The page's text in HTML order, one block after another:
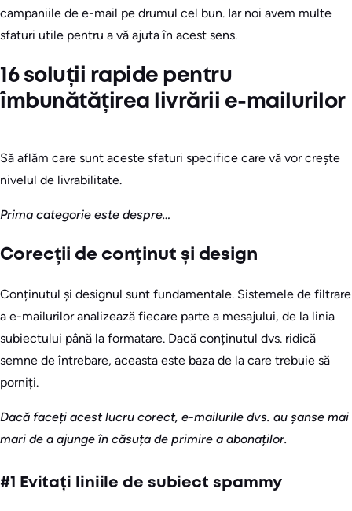
campaniile de e-mail pe drumul cel bun. Iar noi avem multe
sfaturi utile pentru a vă ajuta în acest sens.
16 soluții rapide pentru
îmbunătățirea livrării e-mailurilor
Să aflăm care sunt aceste sfaturi specifice care vă vor crește
nivelul de livrabilitate.
Prima categorie este despre…
Corecții de conținut și design
Conținutul și designul sunt fundamentale. Sistemele de filtrare
a e-mailurilor analizează fiecare parte a mesajului, de la linia
subiectului până la formatare. Dacă conținutul dvs. ridică
semne de întrebare, aceasta este baza de la care trebuie să
porniți.
Dacă faceți acest lucru corect, e-mailurile dvs. au șanse mai
mari de a ajunge în căsuța de primire a abonaților.
#1 Evitați liniile de subiect spammy